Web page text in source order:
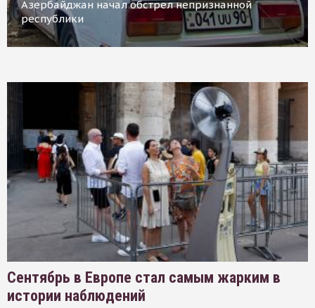
Азербайджан начал обстрел непризнанной
республики
Сентябрь в Европе стал самым жарким в
истории наблюдений